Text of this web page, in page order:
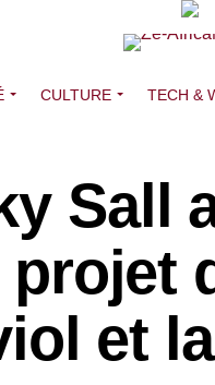
CULTURE TECH &
Sall
projet
et